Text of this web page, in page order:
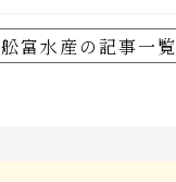
舩富水産の記事一覧